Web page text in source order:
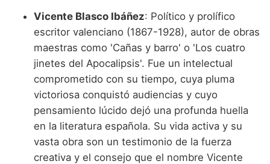
Vicente Blasco Ibáñez: Político y prolífico
escritor valenciano (1867-1928), autor de obras
maestras como 'Cañas y barro' o 'Los cuatro
jinetes del Apocalipsis'. Fue un intelectual
comprometido con su tiempo, cuya pluma
victoriosa conquistó audiencias y cuyo
pensamiento lúcido dejó una profunda huella
en la literatura española. Su vida activa y su
vasta obra son un testimonio de la fuerza
creativa y el consejo que el nombre Vicente